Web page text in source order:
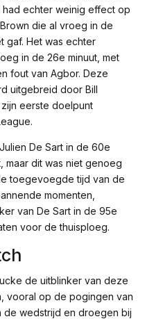
echter weinig effect op
die al vroeg in de
gaf. Het was echter
in de 26e minuut, met
fout van Agbor. Deze
uitgebreid door Bill
eerste doelpunt
De Sart in de 60e
maar dit was niet genoeg
toegevoegde tijd van de
momenten,
van De Sart in de 95e
voor de thuisploeg.
de uitblinker van deze
vooral op de pogingen van
de wedstrijd en droegen bij